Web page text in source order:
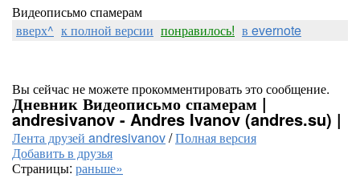
Видеописьмо спамерам
вверх^ к полной версии понравилось! в evernote
Вы сейчас не можете прокомментировать это сообщение.
Дневник Видеописьмо спамерам |
andresivanov - Andres Ivanov (andres.su) |
Лента друзей andresivanov/Полная версия
Добавить в друзья
Страницы: раньше»